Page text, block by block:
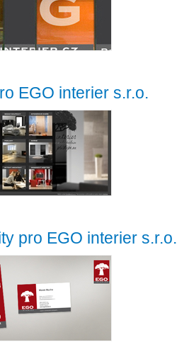
EGO interier s.r.o.
pro EGO interier s.r.o.